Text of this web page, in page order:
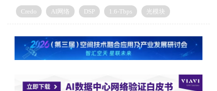
Credo AI网络 DSP 1.6-Tbps 光模块